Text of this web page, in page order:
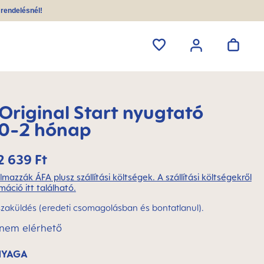
Start nyugtató
2 hónap
639 Ft
ÁFA plusz szállítási költségek. A szállítási költségekről
itt található.
(eredeti csomagolásban és bontatlanul).
elérhető